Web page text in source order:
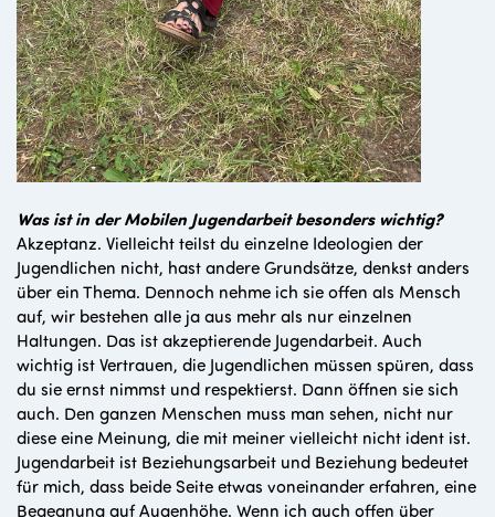
Was ist in der Mobilen Jugendarbeit besonders wichtig?
Akzeptanz. Vielleicht teilst du einzelne Ideologien der
Jugendlichen nicht, hast andere Grundsätze, denkst anders
über ein Thema. Dennoch nehme ich sie offen als Mensch
auf, wir bestehen alle ja aus mehr als nur einzelnen
Haltungen. Das ist akzeptierende Jugendarbeit. Auch
wichtig ist Vertrauen, die Jugendlichen müssen spüren, dass
du sie ernst nimmst und respektierst. Dann öffnen sie sich
auch. Den ganzen Menschen muss man sehen, nicht nur
diese eine Meinung, die mit meiner vielleicht nicht ident ist.
Jugendarbeit ist Beziehungsarbeit und Beziehung bedeutet
für mich, dass beide Seite etwas voneinander erfahren, eine
Begegnung auf Augenhöhe. Wenn ich auch offen über